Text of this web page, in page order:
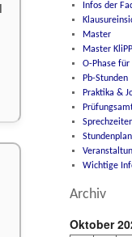
Infos der
Master
Master
O-Phase
Pb-Stunden
Praktika &
Stundenplan
Wichtige
Archiv
Oktober